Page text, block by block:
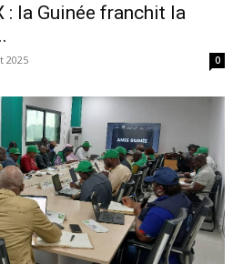
: la Guinée franchit la
2025 0